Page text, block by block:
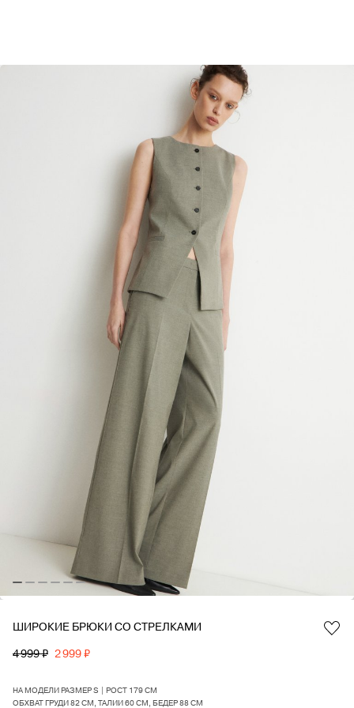
ШИРОКИЕ БРЮКИ СО СТРЕЛКАМИ
4 999 ₽ 2 999 ₽
НА МОДЕЛИ РАЗМЕР S | РОСТ 179 СМ
ОБХВАТ ГРУДИ 82 СМ, ТАЛИИ 60 СМ, БЕДЕР 88 СМ